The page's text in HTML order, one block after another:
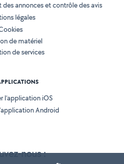
nous :
annonces et contrôle des avis
légales
de matériel
de services
l’application iOS
Android